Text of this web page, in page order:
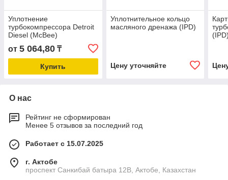
Уплотнение
турбокомпрессора Detroit
Diesel (McBee)
от 5 064,80 ₸
Купить
Уплотнительное кольцо
масляного дренажа (IPD)
Цену уточняйте
О нас
Рейтинг не сформирован
Менее 5 отзывов за последний год
Работает с 15.07.2025
г. Актобе
проспект Санкибай батыра 12В, Актобе, Казахстан